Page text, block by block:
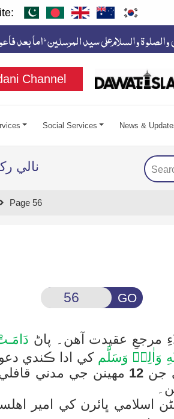
Channel
Social Services News &
نالي
Page 56
GO
مرجعِ عقيدت آهن۔ پاڻ
وَاٰلِهٖ وَسَلَّم کي ادا ڪندي
جن 12 مهينن جي مدني
ڀائرن کي امير